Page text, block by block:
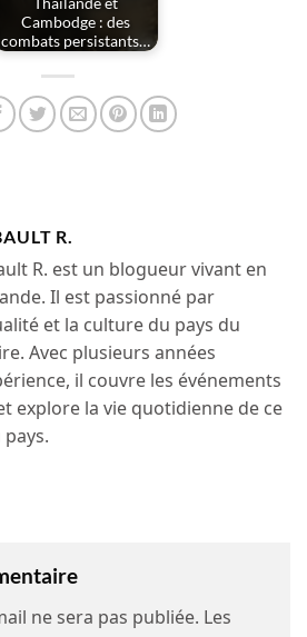
Cambodge : des
combats persistants…
R.
R. est un blogueur vivant en
Il est passionné par
et la culture du pays du
Avec plusieurs années
il couvre les événements
explore la vie quotidienne de ce
pays.
ne sera pas publiée. Les